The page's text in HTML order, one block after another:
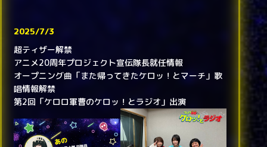
2025/7/3
超ティザー解禁
アニメ20周年プロジェクト宣伝隊長就任情報
オープニング曲「また帰ってきたケロッ！とマーチ」歌
唱情報解禁
第2回「ケロロ軍曹のケロッ！とラジオ」出演